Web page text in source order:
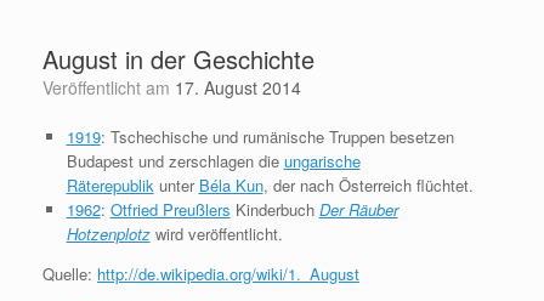
springenAugust in der Geschichte
Veröffentlicht am 17. August 2014
1919: Tschechische und rumänische Truppen besetzen
Budapest und zerschlagen die ungarische
Räterepublikunter Béla Kun, der nach Österreich flüchtet.
1962: Otfried Preußlers Kinderbuch Der Räuber
Hotzenplotz wird veröffentlicht.
Quelle: http://de.wikipedia.org/wiki/1._August